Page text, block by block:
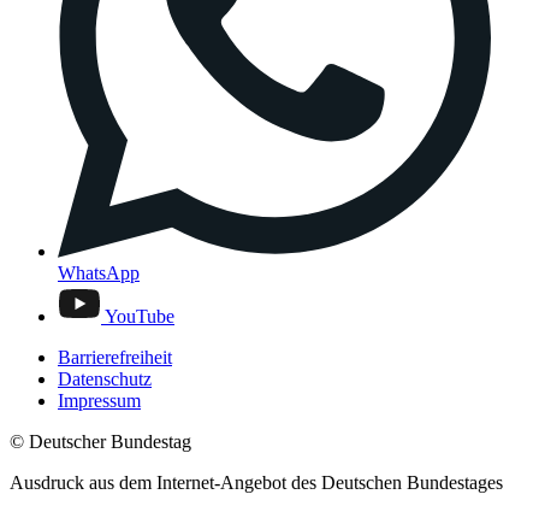
WhatsApp
YouTube
Barrierefreiheit
Datenschutz
Impressum
© Deutscher Bundestag
Ausdruck aus dem Internet-Angebot des Deutschen Bundestages